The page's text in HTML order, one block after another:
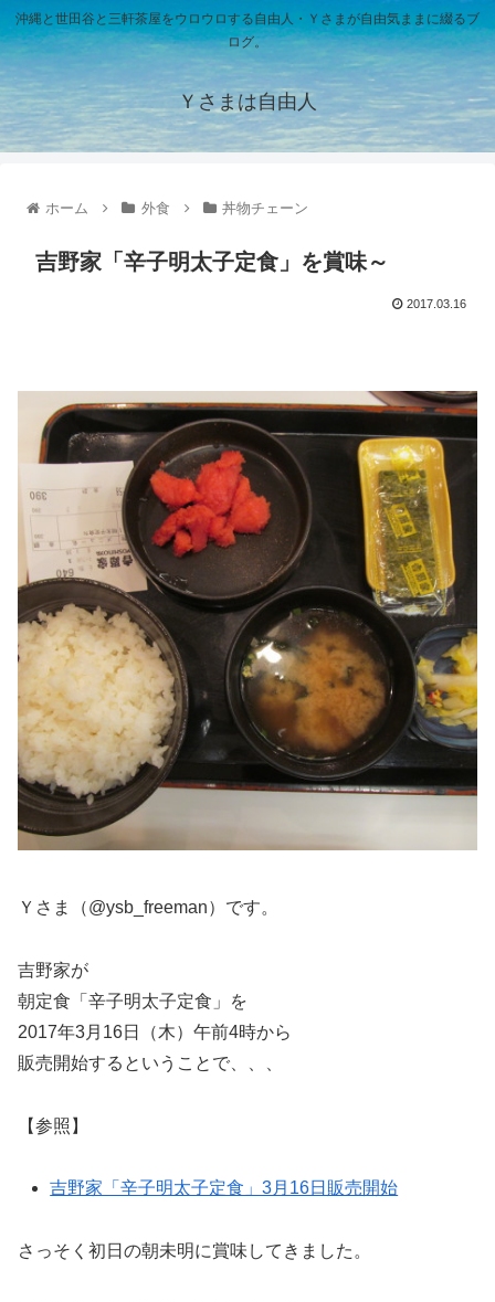
沖縄と世田谷と三軒茶屋をウロウロする自由人・Ｙさまが自由気ままに綴るブ
ログ。
Ｙさまは自由人
ホーム 外食 丼物チェーン
吉野家「辛子明太子定食」を賞味～
2017.03.16
Ｙさま（@ysb_freeman）です。
吉野家が
朝定食「辛子明太子定食」を
2017年3月16日（木）午前4時から
販売開始するということで、、、
【参照】
吉野家「辛子明太子定食」3月16日販売開始
さっそく初日の朝未明に賞味してきました。